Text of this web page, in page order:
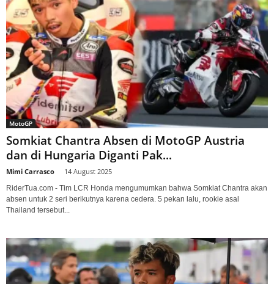
MotoGP
Somkiat Chantra Absen di MotoGP Austria
dan di Hungaria Diganti Pak...
Mimi Carrasco 14 August 2025
RiderTua.com - Tim LCR Honda mengumumkan bahwa Somkiat Chantra akan
absen untuk 2 seri berikutnya karena cedera. 5 pekan lalu, rookie asal
Thailand tersebut...